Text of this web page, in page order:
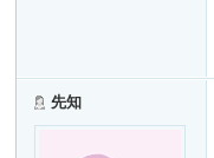
先知